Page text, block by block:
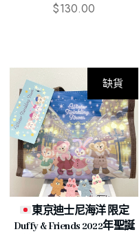
$130.00
缺貨
東京迪士尼海洋 限定
Duffy & Friends 2022年聖誕